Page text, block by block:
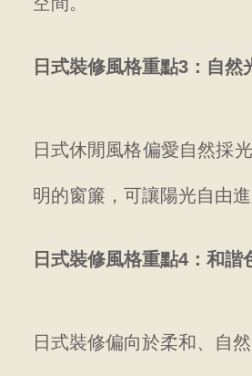
日式裝修風格重點3：自然
日式休閒風格偏愛自然採
明的窗簾，可讓陽光自由
日式裝修風格重點4：和諧
日式裝修偏向於柔和、自